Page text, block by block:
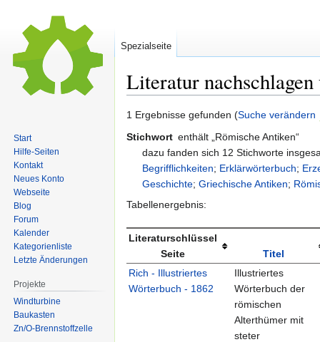
Literatur nachschlagen
Zur
Zur
1 Ergebnisse gefunden (Suche verändern
Stichwort enthält „Römische Antiken“
dazu fanden sich 12 Stichworte
Begrifflichkeiten; Erklärwörterbuch;
Geschichte;Griechische Antiken;
Tabellenergebnis:
Literaturschlüssel
Seite
Titel
Rich - Illustriertes
Wörterbuch - 1862
Illustriertes
Wörterbuch der
römischen
Alterthümer mit
steter
Spezialseite
Start
Hilfe-Seiten
Kontakt
Neues Konto
Webseite
Blog
Forum
Kalender
Kategorienliste
Letzte Änderungen
Projekte
Windturbine
Baukasten
Zn/O-Brennstoffzelle